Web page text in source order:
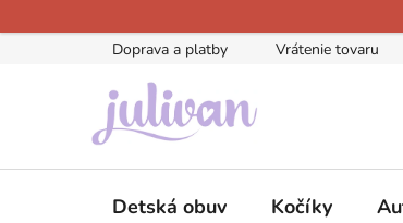
na
Doprava a platby Vrátenie tovaru
Detská obuv Kočíky